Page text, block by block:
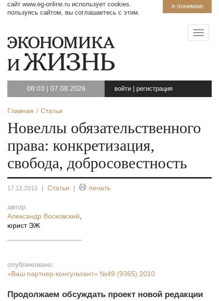
я понимаю
сайт www.eg-online.ru использует cookies.
пользуясь сайтом, вы соглашаетесь с этим.
08:03 | 07.08.2026 войти регистрация
Главная Статьи
Новеллы обязательственного
права: конкретизация,
свобода, добросовестность
17.12.2010 | Статьи | печать
автор:
Александр Восковский
юрист ЭЖ
опубликовано:
«Ваш партнер-консультант» №49 (9365) 2010
Продолжаем обсуждать проект новой редакции